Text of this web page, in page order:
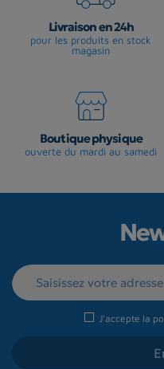
Livraison en 24h
pour les produits en stock
magasin
Boutique physique
ouverte du mardi au samedi
J'accepte la